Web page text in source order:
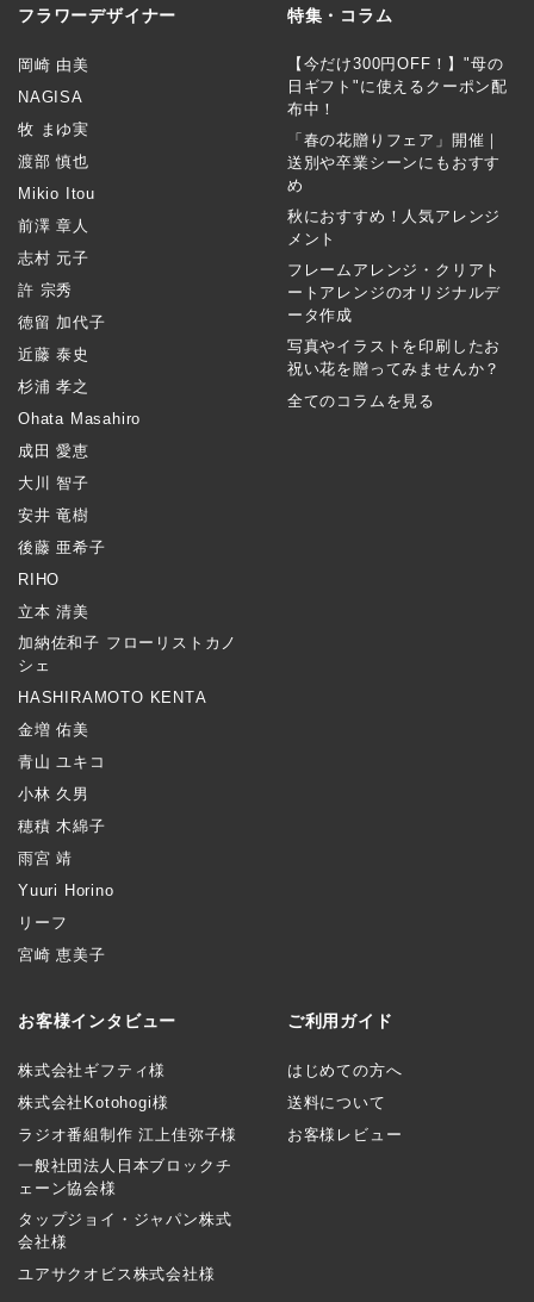
フラワーデザイナー
岡崎 由美
NAGISA
牧 まゆ実
渡部 慎也
Mikio Itou
前澤 章人
志村 元子
許 宗秀
徳留 加代子
近藤 泰史
杉浦 孝之
Ohata Masahiro
成田 愛恵
大川 智子
安井 竜樹
後藤 亜希子
RIHO
立本 清美
加納佐和子 フローリストカノ
シェ
HASHIRAMOTO KENTA
金増 佑美
青山 ユキコ
小林 久男
穂積 木綿子
雨宮 靖
Yuuri Horino
リーフ
宮崎 恵美子
特集・コラム
【今だけ300円OFF！】"母の
日ギフト"に使えるクーポン配
布中！
「春の花贈りフェア」開催｜
送別や卒業シーンにもおすす
め
秋におすすめ！人気アレンジ
メント
フレームアレンジ・クリアト
ートアレンジのオリジナルデ
ータ作成
写真やイラストを印刷したお
祝い花を贈ってみませんか？
全てのコラムを見る
お客様インタビュー
株式会社ギフティ様
株式会社Kotohogi様
ラジオ番組制作 江上佳弥子様
一般社団法人日本ブロックチ
ェーン協会様
タップジョイ・ジャパン株式
会社様
ユアサクオビス株式会社様
ご利用ガイド
はじめての方へ
送料について
お客様レビュー